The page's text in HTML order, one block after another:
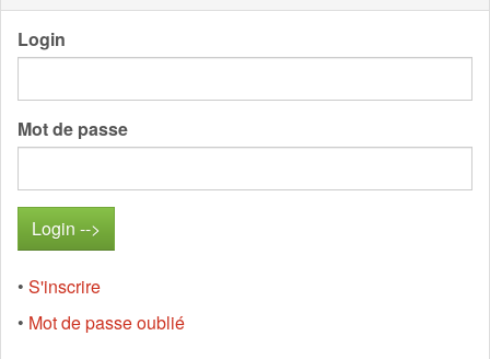
Login
Mot de passe
• S'inscrire
• Mot de passe oublié